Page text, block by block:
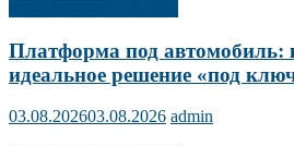
Платформа под автомобиль:
идеальное решение «под
03.08.202603.08.2026 admin